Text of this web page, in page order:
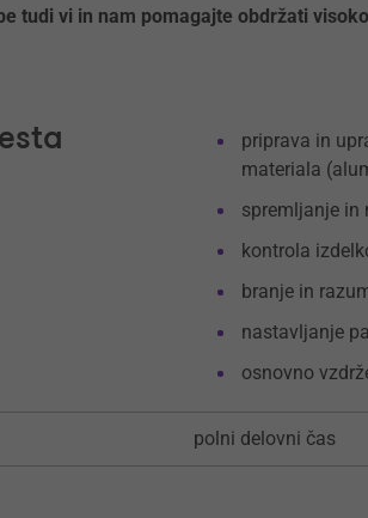
tudi vi in nam pomagajte obdržati
priprava in
materiala
spremljanje in
kontrola
branje in
nastavljanje
osnovno
polni delovni čas